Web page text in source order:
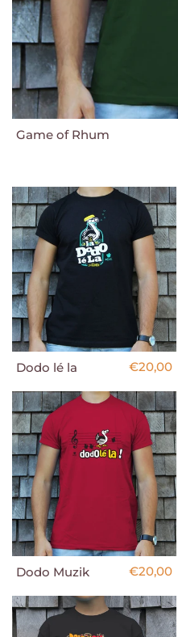
Game of Rhum
€20,00
Dodo lé la
€20,00
Dodo Muzik